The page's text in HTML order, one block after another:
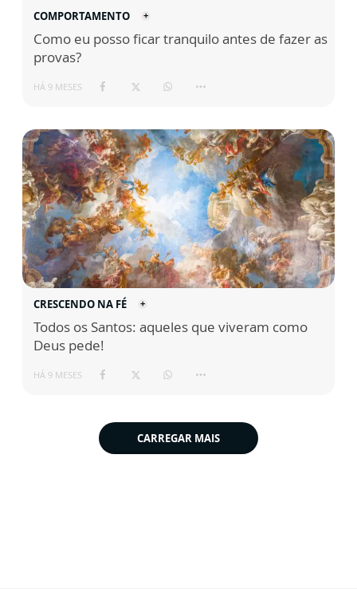
COMPORTAMENTO
Como eu posso ficar tranquilo antes de fazer as
provas?
HÁ 9 MESES
CRESCENDO NA FÉ
Todos os Santos: aqueles que viveram como
Deus pede!
HÁ 9 MESES
CARREGAR MAIS